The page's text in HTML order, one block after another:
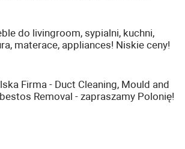
do livingroom, sypialni, kuchni,
materace, appliances! Niskie ceny!
Firma - Duct Cleaning, Mould and
Removal - zapraszamy Polonię!